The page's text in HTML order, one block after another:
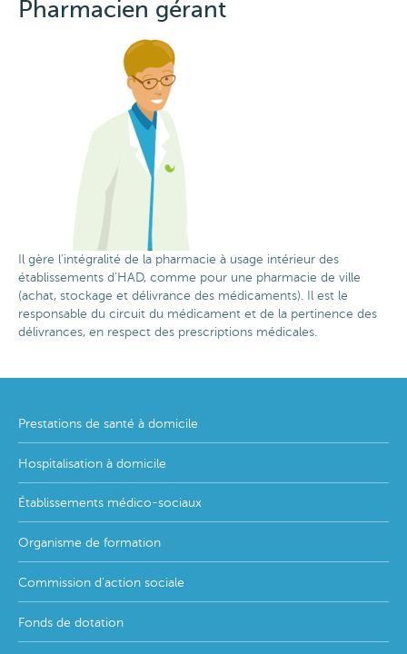
Pharmacien gérant
Il gère l'intégralité de la pharmacie à usage intérieur des
établissements d'HAD, comme pour une pharmacie de ville
(achat, stockage et délivrance des médicaments). Il est le
responsable du circuit du médicament et de la pertinence des
délivrances, en respect des prescriptions médicales.
Footer
menu
Prestations de santé à domicile
Hospitalisation à domicile
Établissements médico-sociaux
Organisme de formation
Commission d'action sociale
Fonds de dotation